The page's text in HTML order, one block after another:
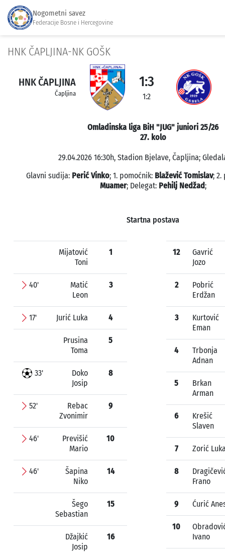
Nogometni savez
Federacije Bosne i Hercegovine
HNK ČAPLJINA-NK GOŠK
HNK ČAPLJINA
Čapljina
1:3
1:2
Omladinska liga BiH "JUG" juniori 25/26
27. kolo
29.04.2026 16:30h, Stadion Bjelave, Čapljina;
Glavni sudija: Perić Vinko; 1. pomoćnik: Blažević Tomislav; 2.
Muamer; Delegat: Pehilj Nedžad;
Startna postava
Mijatović
Toni
1
40'
Matić
Leon
3
17' Jurić Luka 4
Prusina
Toma
5
33'
Doko
Josip
8
52'
Rebac
Zvonimir
9
46'
Previšić
Mario
10
46'
Šapina
Niko
14
Šego
Sebastian
15
Džajkić
Josip
16
12
Gavrić
Jozo
2
Pobrić
Erdžan
3
Kurtović
Eman
4
Trbonja
Adnan
5
Brkan
Arman
6
Krešić
Slaven
7 Zorić
8
Frano
9 Ćurić
10
Ivano